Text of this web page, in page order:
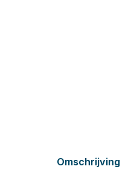
Omschrijving